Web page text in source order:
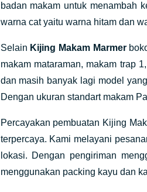
badan makam untuk menambah
warna cat yaitu warna hitam dan
Selain Kijing Makam Marmer
makam mataraman, makam trap
dan masih banyak lagi model
Dengan ukuran standart makam
Percayakan pembuatan Kijing
terpercaya. Kami melayani
lokasi. Dengan pengiriman
menggunakan packing kayu dan